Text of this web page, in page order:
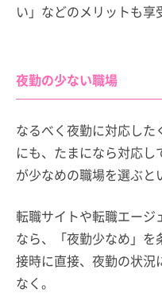
い」などのメリットも享
夜勤の少ない職場
なるべく夜勤に対応し
にも、たまになら対応
が少なめの職場を選ぶと
転職サイトや転職エージ
なら、「夜勤少なめ」
接時に直接、夜勤の状
なく。